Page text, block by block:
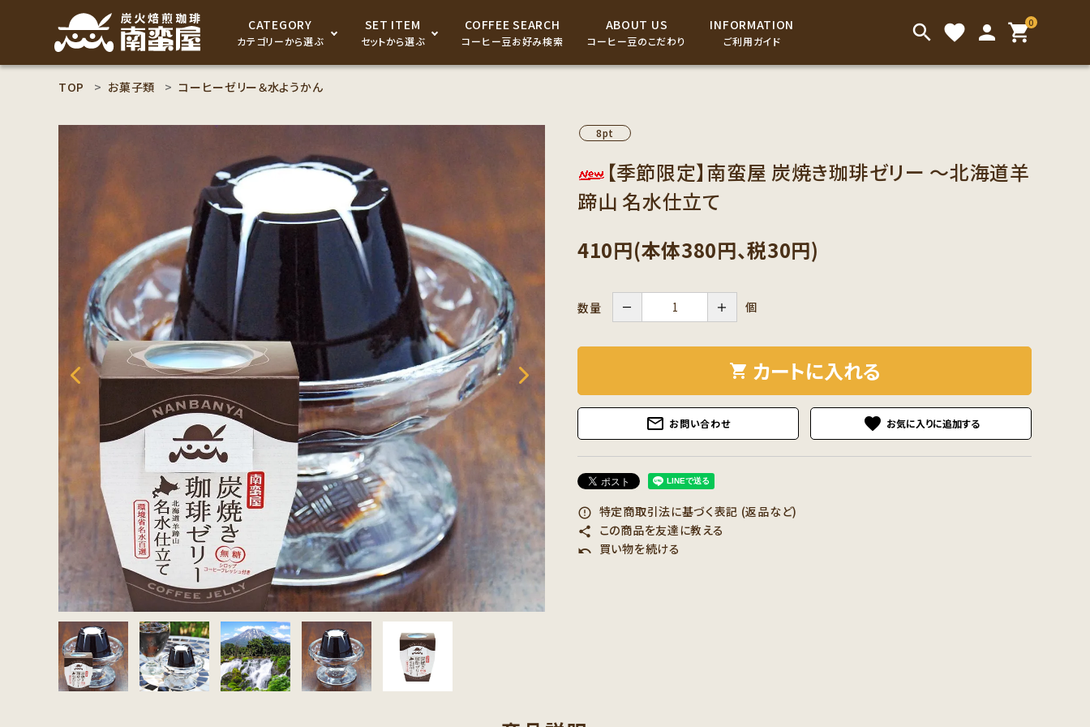
CATEGORY
カテゴリーから選ぶ
食品
コーヒーギフト商品
SET ITEM
セットから選ぶ
COFFEE SEARCH
コーヒー豆お好み検索
ABOUT US
コーヒー豆のこだわり
INFORMATION
ご利用ガイド search favorite person 0
shopping_cart
search
新規会員登録
コーヒー豆のこだわり
コーヒー豆お好み検索
カテゴリーから探す
セット商品から探す
ご利用ガイド
インフォメーション
TOP お菓子類 コーヒーゼリー＆水ようかん
8pt
【季節限定】南蛮屋 炭焼き珈琲ゼリー ～北海道羊
蹄山 名水仕立て
410円(本体380円、税30円)
数量 － ＋ 個
shopping_cart カートに入れる
mail_outline お問い合わせ favorite
error_outline 特定商取引法に基づく表記 (返品など)
share この商品を友達に教える
undo 買い物を続ける